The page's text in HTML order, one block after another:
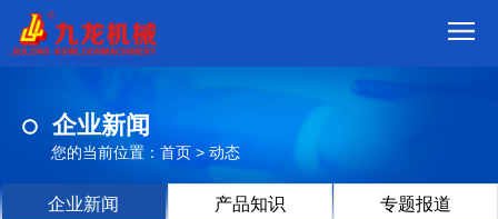
企业新闻
您的当前位置： 首页 > 动态
企业新闻 产品知识 专题报道